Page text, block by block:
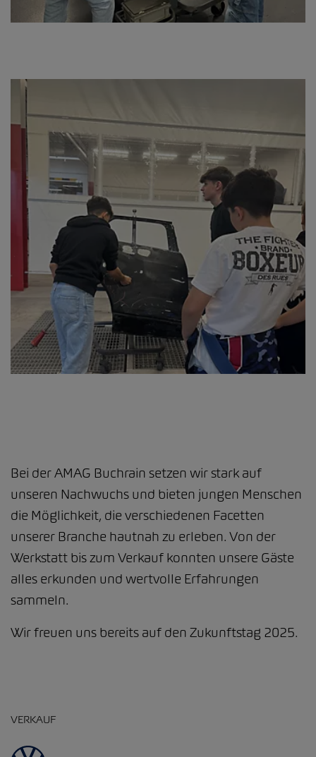
Bei der AMAG Buchrain setzen wir stark auf
unseren Nachwuchs und bieten jungen Menschen
die Möglichkeit, die verschiedenen Facetten
unserer Branche hautnah zu erleben. Von der
Werkstatt bis zum Verkauf konnten unsere Gäste
alles erkunden und wertvolle Erfahrungen
sammeln.
Wir freuen uns bereits auf den Zukunftstag 2025.
VERKAUF